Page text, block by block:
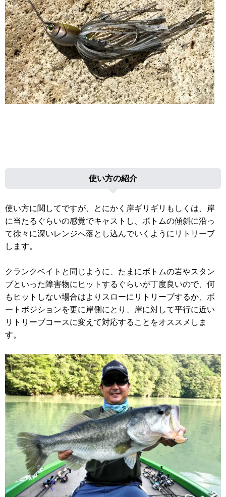
使い方の紹介
使い方に関してですが、とにかく岸ギリギリもしくは、岸
に当たるぐらいの感覚でキャストし、ボトムの傾斜に沿っ
て徐々に深いレンジへ落とし込んでいくようにリトリーブ
します。
クランクベイトと同じように、たまにボトムの岩やスタン
プといった障害物にヒットするぐらいが丁度良いので、何
もヒットしない場合はよりスローにリトリーブするか、ボ
ートポジションを更に岸側にとり、岸に対して平行に近い
リトリーブコースに変えて対応することをオススメしま
す。